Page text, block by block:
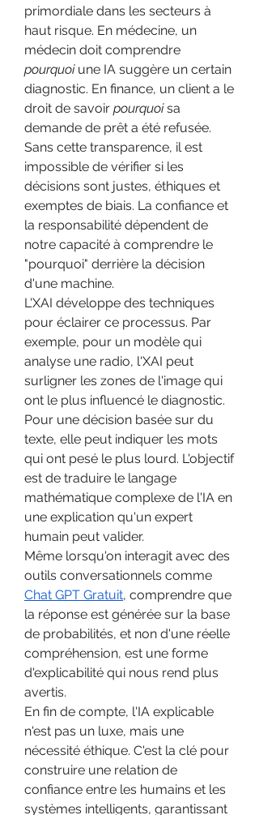
primordiale dans les secteurs à
haut risque. En médecine, un
pourquoi une IA suggère un certain
diagnostic. En finance, un client a le
droit de savoir pourquoi sa
demande de prêt a été refusée.
Sans cette transparence, il est
impossible de vérifier si les
décisions sont justes, éthiques et
exemptes de biais. La confiance et
la responsabilité dépendent de
notre capacité à comprendre le
"pourquoi" derrière la décision
d'une machine.
L'XAI développe des techniques
pour éclairer ce processus. Par
exemple, pour un modèle qui
analyse une radio, l'XAI peut
surligner les zones de l'image qui
ont le plus influencé le diagnostic.
Pour une décision basée sur du
texte, elle peut indiquer les mots
qui ont pesé le plus lourd. L'objectif
est de traduire le langage
mathématique complexe de l'IA en
une explication qu'un expert
humain peut valider.
Même lorsqu'on interagit avec des
Chat GPT Gratuit, comprendre que
la réponse est générée sur la base
de probabilités, et non d'une réelle
compréhension, est une forme
d'explicabilité qui nous rend plus
avertis.
En fin de compte, l'IA explicable
n'est pas un luxe, mais une
nécessité éthique. C'est la clé pour
construire une relation de
confiance entre les humains et les
systèmes intelligents, garantissant